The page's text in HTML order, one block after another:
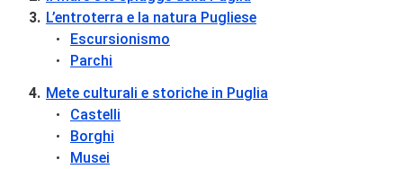
L’entroterra e la natura Pugliese
Escursionismo
Parchi
Mete culturali e storiche in Puglia
Castelli
Borghi
Musei